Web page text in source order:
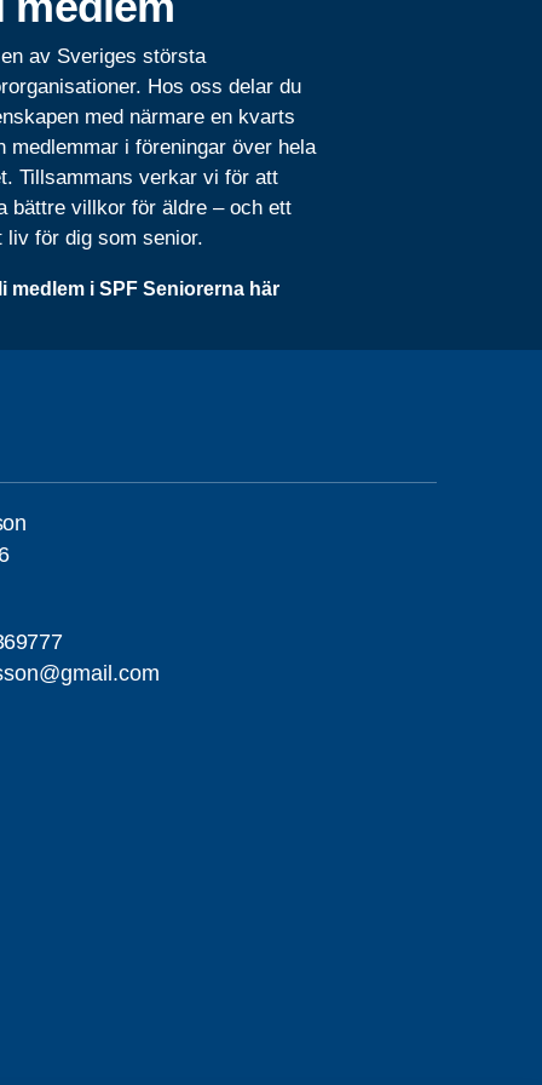
av Sveriges största
Hos oss delar du
med närmare en kvarts
medlemmar i föreningar över hela
Tillsammans verkar vi för att
bättre villkor för äldre – och ett
liv för dig som senior.
medlem i SPF Seniorerna här